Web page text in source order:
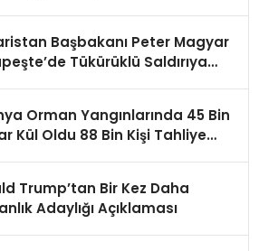
Başbakanı Peter Magyar
Tükürüklü Saldırıya
Orman Yangınlarında 45 Bin
Kül Oldu 88 Bin Kişi Tahliye
Trump’tan Bir Kez Daha
Adaylığı Açıklaması